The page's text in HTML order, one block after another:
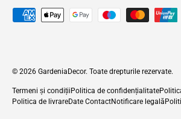
Metode de plată acceptate
© 2026 GardeniaDecor. Toate drepturile rezervate.
Termeni și condiții Politica de confidențialitate
Politica de livrareDate ContactNotificare legală